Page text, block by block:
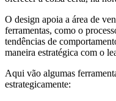
O design apoia a área de
ferramentas, como o
tendências de
maneira estratégica com o
Aqui vão algumas
estrategicamente: